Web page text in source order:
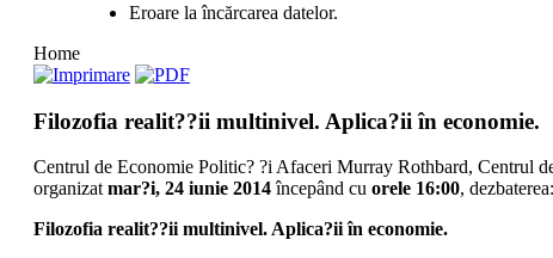
Eroare la încărcarea datelor.
Home
Filozofia realit??ii multinivel. Aplica?ii în economie.
Centrul de Economie Politic? ?i Afaceri Murray Rothbard, Centrul
organizat mar?i, 24 iunie 2014începând cu orele 16:00, dezbaterea:
Filozofia realit??ii multinivel. Aplica?ii în economie.